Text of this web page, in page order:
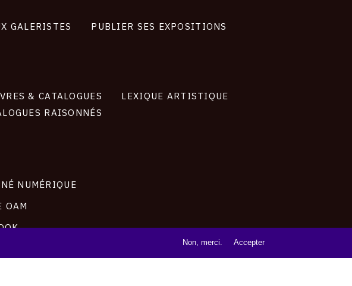
GALERISTES PUBLIER SES EXPOSITIONS
& CATALOGUES
LEXIQUE ARTISTIQUE
RAISONNÉS
NUMÉRIQUE
OAM
Non, merci. Accepter